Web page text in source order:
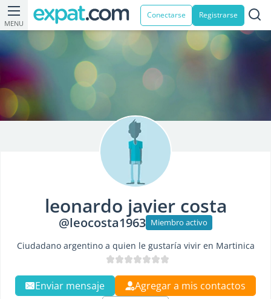
MENU
Conectarse Registrarse
leonardo javier costa
@leocosta1963 Miembro activo
Ciudadano argentino a quien le gustaría vivir en Martinica
Enviar mensaje
Agregar a mis contactos